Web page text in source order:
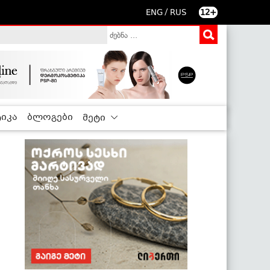
ENG / RUS 12+
ბლოგები მეტი